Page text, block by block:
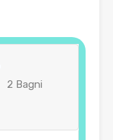
2 Bagni